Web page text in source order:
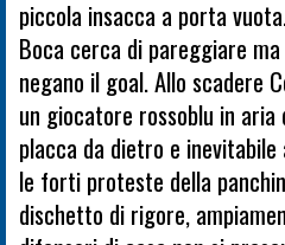
piccola insacca a porta
Boca cerca di pareggiare
negano il goal. Allo scadere
un giocatore rossoblu in
placca da dietro e
le forti proteste della
dischetto di rigore,